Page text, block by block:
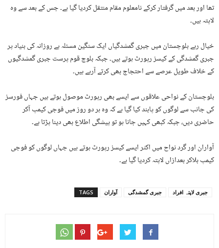
تھا اور بعد میں گرفتار کرکے نامعلوم مقام منتقل کردیا گیا ہے۔ جس کے بعد سے وہ
لاپتہ ہیں۔
خیال رہے بلوچستان میں جبری گمشدگیاں ایک سنگین مسئلہ ہے روزانہ کی بنیاد پر
جبری گمشدگی کے کیسز رپورٹ ہوتے ہیں۔ جبکہ بلوچ قوم پرست جبری گمشدگیوں
کے خلاف طویل عرصے سے احتجاج بھی کرتے آرہے ہیں۔
بلوچستان کے نواحی علاقوں سے ایسے بھی رپورٹ موصول ہوتے ہیں جہاں فورسز
کی جانب سے لوگوں کو پابند کیا گیا ہے کہ وہ ہر دو روز میں فوجی کیمپ آکر
حاضری دیں، جبکہ کبھی کہیں جانا ہو تو پیشگی اطلاع بھی دینا پڑتا ہے۔
آواران اور گرد نواح میں اکثر ایسے کیسز رپورٹ ہوتے ہیں جہاں لوگوں کو فوجی
کیمپ بلاکر بعدازاں لاپتہ کردیا گیا ہے۔
TAGS آواران جبری گمشدگی جبری لاپتہ افراد